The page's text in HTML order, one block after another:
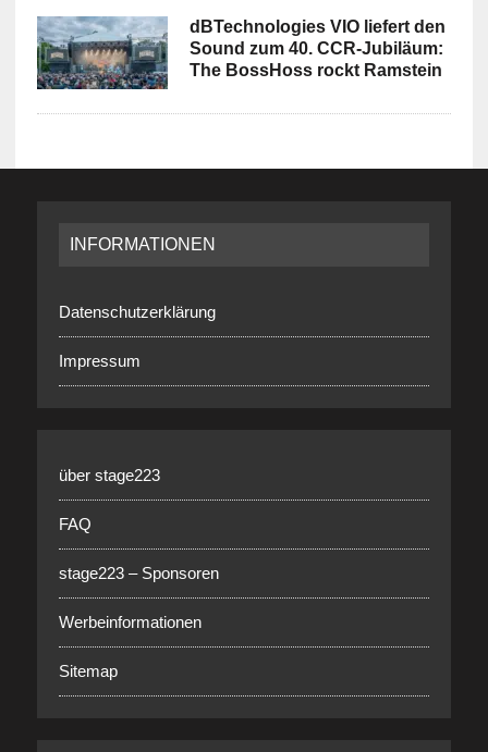
dBTechnologies VIO liefert den
Sound zum 40. CCR-Jubiläum:
The BossHoss rockt Ramstein
INFORMATIONEN
Datenschutzerklärung
Impressum
über stage223
FAQ
stage223 – Sponsoren
Werbeinformationen
Sitemap